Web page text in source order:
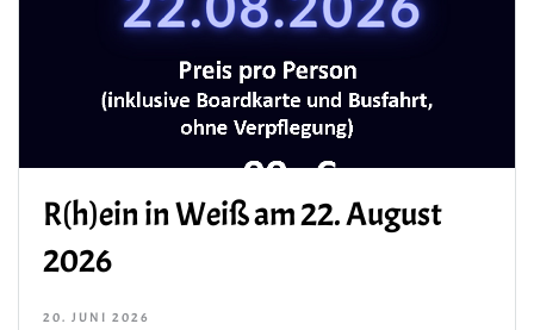
R(h)ein in Weiß am 22. August
2026
20. JUNI 2026